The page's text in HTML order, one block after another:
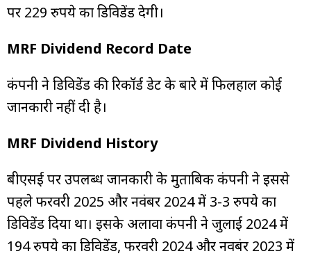
पर 229 रुपये का डिविडेंड देगी।
MRF Dividend Record Date
कंपनी ने डिविडेंड की रिकॉर्ड डेट के बारे में फिलहाल कोई
जानकारी नहीं दी है।
MRF Dividend History
बीएसई पर उपलब्ध जानकारी के मुताबिक कंपनी ने इससे
पहले फरवरी 2025 और नवंबर 2024 में 3-3 रुपये का
डिविडेंड दिया था। इसके अलावा कंपनी ने जुलाई 2024 में
194 रुपये का डिविडेंड, फरवरी 2024 और नवबंर 2023 में